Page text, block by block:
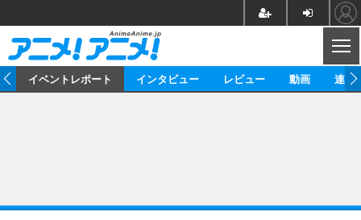
イベントレポート インタビュー レビュー 動画 連載